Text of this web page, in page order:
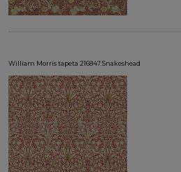
William Morris tapeta 216847 Snakeshead